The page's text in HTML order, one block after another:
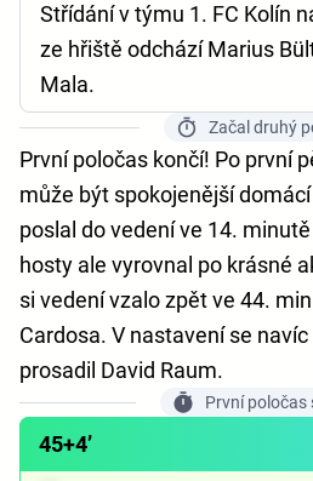
Střídání v týmu 1. FC Kolín
ze hřiště odchází Marius
Mala.
Začal druhý
První poločas končí! Po první
může být spokojenější
poslal do vedení ve 14.
hosty ale vyrovnal po krásné
si vedení vzalo zpět ve 44.
Cardosa. V nastavení se
prosadil David Raum.
První poločas
45+4’